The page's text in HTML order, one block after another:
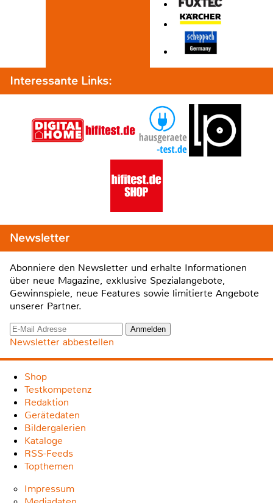
Interessante Links:
Newsletter
Abonniere den Newsletter und erhalte Informationen
über neue Magazine, exklusive Spezialangebote,
Gewinnspiele, neue Features sowie limitierte Angebote
unserer Partner.
Newsletter abbestellen
Shop
Testkompetenz
Redaktion
Gerätedaten
Bildergalerien
Kataloge
RSS-Feeds
Topthemen
Impressum